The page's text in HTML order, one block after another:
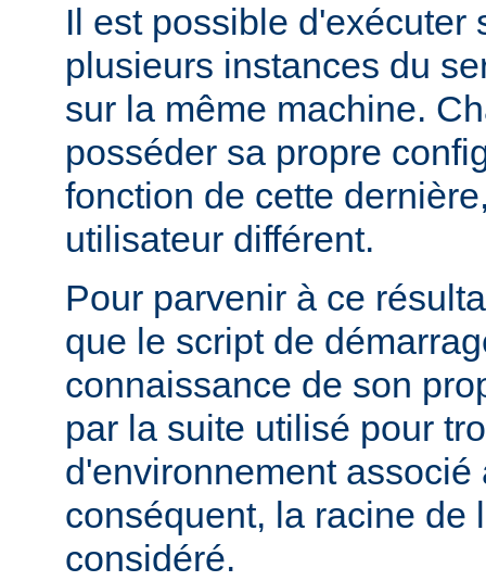
Il est possible d'exécuter
plusieurs instances du
sur la même machine.
posséder sa propre
fonction de cette
utilisateur différent.
Pour parvenir à ce
que le script de
connaissance de son
par la suite utilisé pour
d'environnement associé
conséquent, la racine de
considéré.